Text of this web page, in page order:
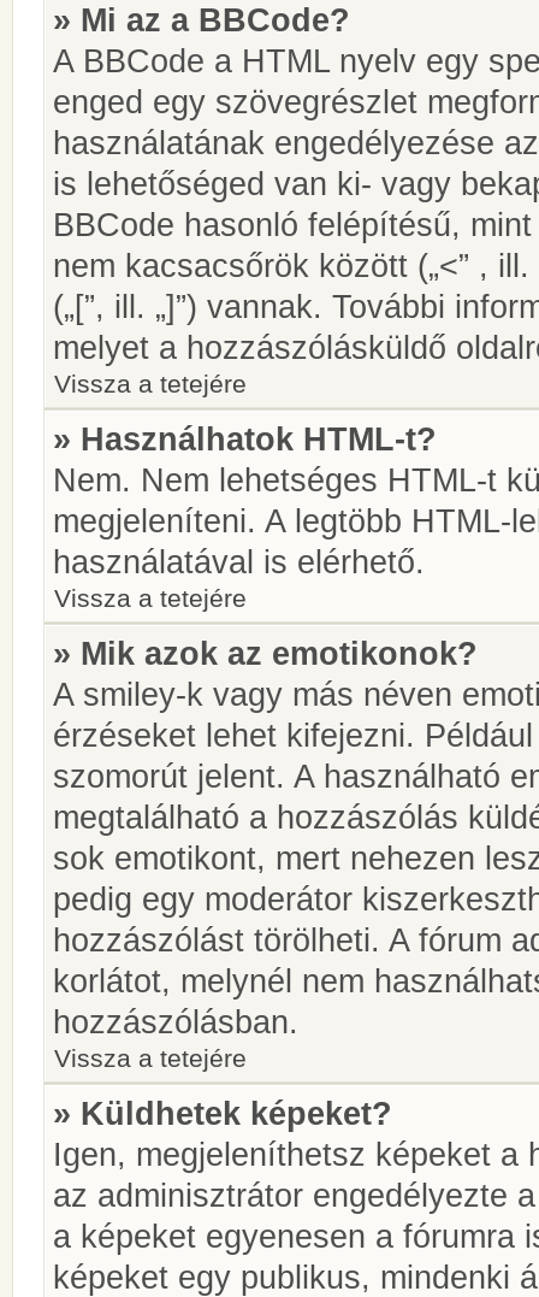
» Mi az a BBCode?
A BBCode a HTML nyelv egy
enged egy szövegrészlet
használatának engedélyezése
is lehetőséged van ki- vagy
BBCode hasonló felépítésű,
nem kacsacsőrök között („<” ,
(„[”, ill. „]”) vannak. További
melyet a hozzászólásküldő
Vissza a tetejére
» Használhatok HTML-t?
Nem. Nem lehetséges HTML-t
megjeleníteni. A legtöbb HTML-
használatával is elérhető.
Vissza a tetejére
» Mik azok az emotikonok?
A smiley-k vagy más néven
érzéseket lehet kifejezni.
szomorút jelent. A használható
megtalálható a hozzászólás
sok emotikont, mert nehezen
pedig egy moderátor
hozzászólást törölheti. A fórum
korlátot, melynél nem
hozzászólásban.
Vissza a tetejére
» Küldhetek képeket?
Igen, megjeleníthetsz képeket a
az adminisztrátor engedélyezte
a képeket egyenesen a fórumra
képeket egy publikus, mindenki